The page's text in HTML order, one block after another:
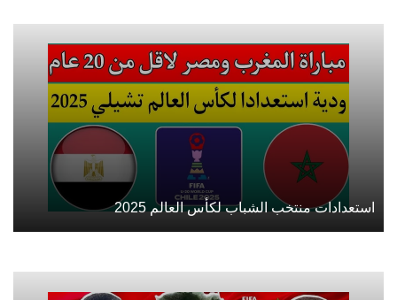
استعدادات منتخب الشباب لكأس العالم 2025